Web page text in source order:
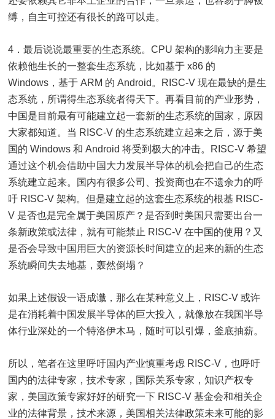
缚，自主可控还有很长的路可以走。
4．最后说说最重要的生态系统。CPU 架构的影响力主要是
依赖他生长的一整套生态系统，比如基于 x86 的
Windows，基于 ARM 的 Android。RISC-V 现在最缺的是生
态系统，所谓得生态系统者得天下。再看目前的产业形势，
中国是目前最有可能建立起一套新的生态系统的国家，原因
大家都知道。当 RISC-V 的生态系统建立起来之后，源于美
国的 Windows 和 Android 将受到极大的冲击。RISC-V 希望
通过这个机会借助中国大力发展半导体的机会把自己的生态
系统建立起来。国内有很多公司、投资商也在不遗余力的呼
吁 RISC-V 架构。但是建立起的这套生态系统的根基 RISC-
V 是否也是完全属于美国原产？是否到时美国只需要出台一
条新政策或法律，就有可能禁止 RISC-V 在中国的使用？又
是否会导致中国用巨大的资源长时间建立的起来的新的生态
系统瞬间失去地基，轰然倒塌？
如果上述假设一语成谶，那么在某种意义上，RISC-V 或许
是在消耗着中国发展半导体的巨大投入，就像放在我国半导
体行业深处的一个特洛伊木马，随时可以引爆，釜底抽薪。
所以，笔者在这里呼吁国内产业慎重考虑 RISC-V，也呼吁
国内的法律专家，技术专家，国际关系专家，知识产权专
家，美国政策专家好好的研究一下 RISC-V 基金会和相关企
业的法律背景，技术来源，美国相关法律政策未来可能的影